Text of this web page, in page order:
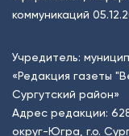
коммуникаций
Учредитель:
«Редакция газеты
Сургутский район»
Адрес редакции:
округ-Югра, г.о.